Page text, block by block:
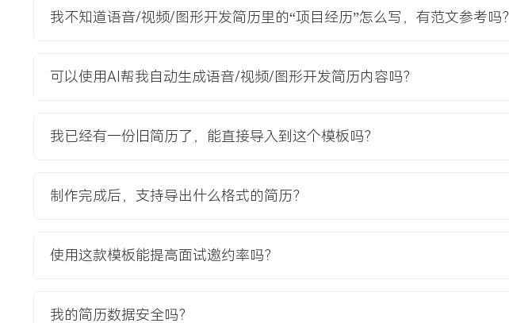
1.功能开发：负责新一代自研视频引擎的传输层与抗丢包模块开发，基于UDP实现可靠有
序传输协议，集成前向纠错与智能重传策略，确保在XXX%丢包率下音视频基础通信不中
2.性能优化：主导视频首帧显示速度优化，通过预连接、SDP协商简化与关键帧请求优先
级提升等技术手段，将90分位首帧打开时间从X秒优化至Y秒。
纹理复用池与懒释放机制，将高清视频流下的应用内存峰值降低XXX%。
4.质量保障：编写视频质量客观评估工具（基于PSNR/SSIM），建立关键指标监控与报
项目业绩：
2.视频首帧打开时间与弱网流畅度核心指标达成商业合同承诺值，相关客户投诉率下降
增长XXX%。
我不知道语音/视频/图形开发简历里的“项目经历”怎么写，有范文参考吗？
可以使用AI帮我自动生成语音/视频/图形开发简历内容吗？
我已经有一份旧简历了，能直接导入到这个模板吗？
制作完成后，支持导出什么格式的简历？
使用这款模板能提高面试邀约率吗？
我的简历数据安全吗？